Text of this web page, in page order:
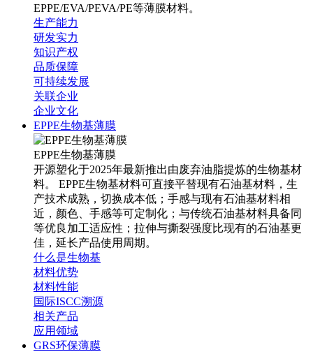
EPPE/EVA/PEVA/PE等薄膜材料。
生产能力
研发实力
知识产权
品质保障
可持续发展
关联企业
企业文化
EPPE生物基薄膜
EPPE生物基薄膜
开源塑化于2025年最新推出由废弃油脂提炼的生物基材
料。 EPPE生物基材料可直接平替现有石油基材料，生
产技术成熟，切换成本低；手感与现有石油基材料相
近，颜色、手感等可定制化；与传统石油基材料具备同
等优良加工适应性；拉伸与撕裂强度比现有的石油基更
佳，延长产品使用周期。
什么是生物基
材料优势
材料性能
国际ISCC溯源
相关产品
应用领域
GRS环保薄膜